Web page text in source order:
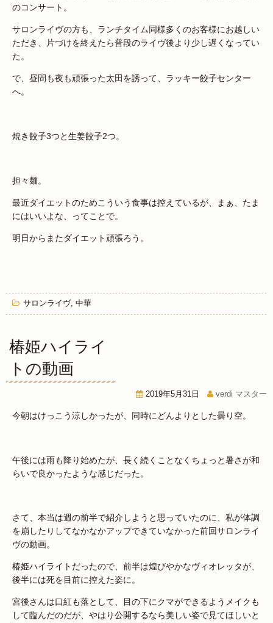
のコンサート。
サロンライヴの方も、ランチタイム同様多くのお客様にお越しい
ただき、片づけを終えたら普段のライヴ後より少し遅くなってい
た。
で、昼間も夜も頑張った太田を誘って、ラッキー餃子センター
へ。
焼き餃子3つと生姜餃子2つ。
担々麺。
最近ダイエットのためこういう食事は控えているが、まぁ、たま
にはいいよな、ってことで。
明日からまたダイエット頑張ろう。
サロンライヴ, 中華
椿姫ハイライ
トの動画
2019年5月31日 verdi マスター
今朝はけっこう涼しかったが、同時にどんよりとした曇り空。
午後には雨も降り始めたが、長く続くことなくちょっと暑さが和
らいで良かったような感じだった。
さて、本当は週の前半で紹介しようと思っていたのに、私が体調
を崩したりしてなかなかアップできていなかった前回サロンライ
ヴの動画。
椿姫ハイライトだったので、前半は煌びやかなヴィオレッタが、
後半には死を目前に控えた姿に。
宮後さんは口紅も落として、目の下にクマができるようメイクも
して臨んだのだが、やはり公開するなら美しい姿で見てほしいと